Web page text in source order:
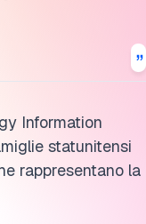
Information
statunitensi
rappresentano la